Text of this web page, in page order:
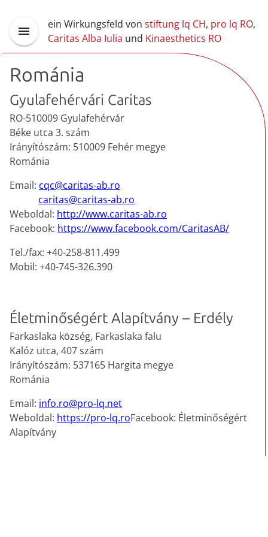
ein Wirkungsfeld von stiftung lq CH, pro lq RO,
Caritas Alba Iulia und Kinaesthetics RO
Románia
Gyulafehérvári Caritas
RO-510009 Gyulafehérvár
Béke utca 3. szám
Irányítószám: 510009 Fehér megye
Románia
Email: cqc@caritas-ab.ro
caritas@caritas-ab.ro
Weboldal: http://www.caritas-ab.ro
Facebook: https://www.facebook.com/CaritasAB/
Tel./fax: +40-258-811.499
Mobil: +40-745-326.390
Életminőségért Alapítvány – Erdély
Farkaslaka község, Farkaslaka falu
Kalóz utca, 407 szám
Irányítószám: 537165 Hargita megye
Románia
Email: info.ro@pro-lq.net
Weboldal: https://pro-lq.roFacebook: Életminőségért
Alapítvány